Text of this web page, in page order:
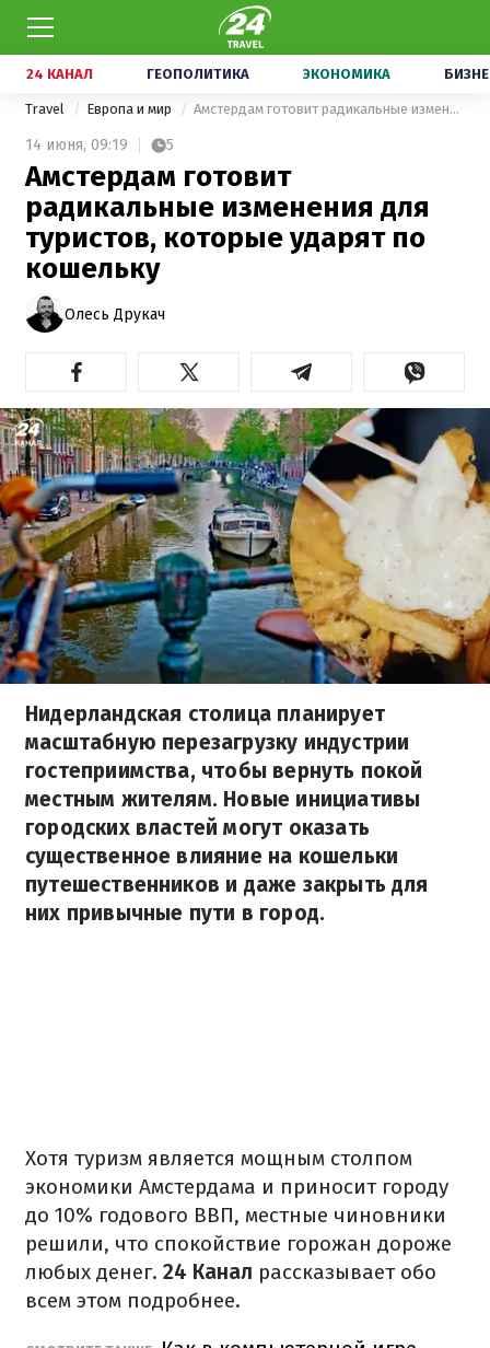
24 КАНАЛ ГЕОПОЛИТИКА ЭКОНОМИКА
Travel Европа и мир Амстердам готовит радикальные изменения для туристов, которые ударят по кошельку
14 июня, 09:19 5
Амстердам готовит
радикальные изменения для
туристов, которые ударят по
кошельку
Олесь Друкач
Нидерландская столица планирует
масштабную перезагрузку индустрии
гостеприимства, чтобы вернуть покой
местным жителям. Новые инициативы
городских властей могут оказать
существенное влияние на кошельки
путешественников и даже закрыть для
них привычные пути в город.
Хотя туризм является мощным столпом
экономики Амстердама и приносит городу
до 10% годового ВВП, местные чиновники
решили, что спокойствие горожан дороже
любых денег. 24 Канал рассказывает обо
всем этом подробнее.